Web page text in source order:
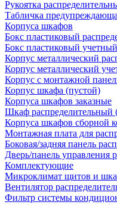
Рукоятка
Табличка
Корпуса шкафов
Бокс пластиковый
Бокс пластиковый учетный
Корпус металлический
Корпус металлический
Корпус с монтажной
Корпус шкафа (пустой)
Корпуса шкафов заказные
Шкаф распределительный
Корпуса шкафов сборной
Монтажная плата для
Боковая/задняя панель
Дверь/панель управления
Комплектующие
Микроклимат щитов и
Вентилятор
Фильтр системы